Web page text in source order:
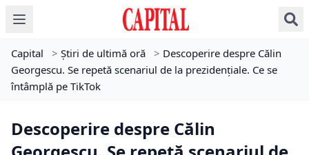
Capital > Știri de ultimă oră > Descoperire despre Călin
Georgescu. Se repetă scenariul de la prezidențiale. Ce se
întâmplă pe TikTok
Descoperire despre Călin